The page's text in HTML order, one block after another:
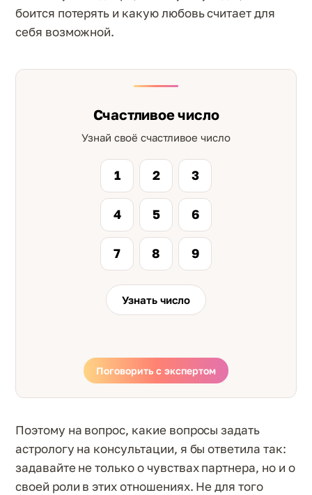
боится потерять и какую любовь считает для
себя возможной.
Счастливое число
Узнай своё счастливое число
1 2 3
4 5 6
7 8 9
Узнать число
Поговорить с экспертом
Поэтому на вопрос, какие вопросы задать
астрологу на консультации, я бы ответила так:
задавайте не только о чувствах партнера, но и о
своей роли в этих отношениях. Не для того